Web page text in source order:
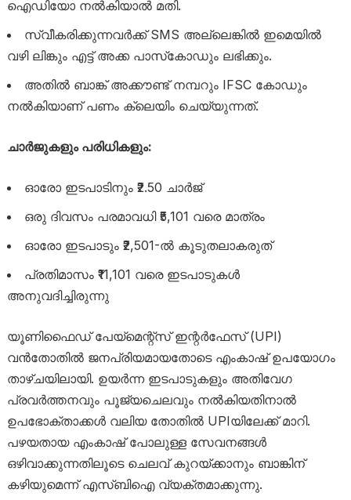
ഐഡിയോ നൽകിയാൽ മതി.
സ്വീകരിക്കുന്നവർക്ക് SMS അല്ലെങ്കിൽ ഇമെയിൽ
വഴി ലിങ്കും എട്ട് അക്ക പാസ്‌കോഡും ലഭിക്കും.
അതിൽ ബാങ്ക് അക്കൗണ്ട് നമ്പറും IFSC കോഡും
നൽകിയാണ് പണം ക്ലെയിം ചെയ്യുന്നത്.
ചാർജുകളും പരിധികളും:
ഓരോ ഇടപാടിനും ₹2.50 ചാർജ്
ഒരു ദിവസം പരമാവധി ₹5,101 വരെ മാത്രം
ഓരോ ഇടപാടും ₹2,501-ൽ കൂടുതലാകരുത്
പ്രതിമാസം ₹11,101 വരെ ഇടപാടുകൾ
അനുവദിച്ചിരുന്നു
യൂണിഫൈഡ് പേയ്‌മെന്റ്‌സ് ഇന്റർഫേസ് (UPI)
വൻതോതിൽ ജനപ്രിയമായതോടെ എംകാഷ് ഉപയോഗം
താഴ്ചയിലായി. ഉയർന്ന ഇടപാടുകളും അതിവേഗ
പ്രവർത്തനവും പൂജ്യചെലവും നൽകിയതിനാൽ
ഉപഭോക്താക്കൾ വലിയ തോതിൽ UPIയിലേക്ക് മാറി.
പഴയതായ എംകാഷ് പോലുള്ള സേവനങ്ങൾ
ഒഴിവാക്കുന്നതിലൂടെ ചെലവ് കുറയ്ക്കാനും ബാങ്കിന്
കഴിയുമെന്ന് എസ്‌ബിഐ വ്യക്തമാക്കുന്നു.